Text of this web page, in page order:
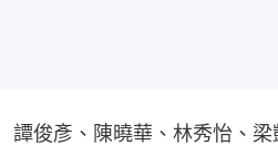
譚俊彥、陳曉華、林秀怡、